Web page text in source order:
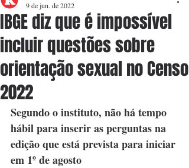
IBGE diz que é impossível
incluir questões sobre
orientação sexual no Censo
2022
9 de jun. de 2022
Segundo o instituto, não há tempo
hábil para inserir as perguntas na
edição que está prevista para iniciar
em 1º de agosto